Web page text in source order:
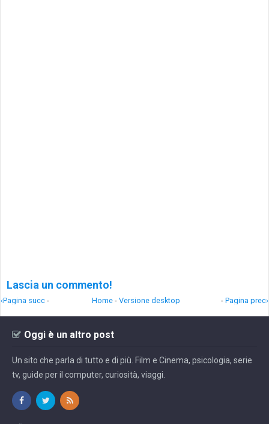
Lascia un commento!
‹Pagina succ - - Pagina prec›
Home - Versione desktop
Oggi è un altro post
Un sito che parla di tutto e di più. Film e Cinema, psicologia, serie
tv, guide per il computer, curiosità, viaggi.